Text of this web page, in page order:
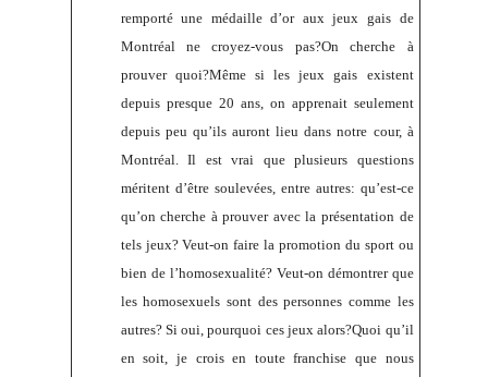
remporté une médaille d’or aux jeux gais de
Montréal ne croyez-vous pas?On cherche à
prouver quoi?Même si les jeux gais existent
depuis presque 20 ans, on apprenait seulement
depuis peu qu’ils auront lieu dans notre cour, à
Montréal. Il est vrai que plusieurs questions
méritent d’être soulevées, entre autres: qu’est-ce
qu’on cherche à prouver avec la présentation de
tels jeux? Veut-on faire la promotion du sport ou
bien de l’homosexualité? Veut-on démontrer que
les homosexuels sont des personnes comme les
autres? Si oui, pourquoi ces jeux alors?Quoi qu’il
en soit, je crois en toute franchise que nous